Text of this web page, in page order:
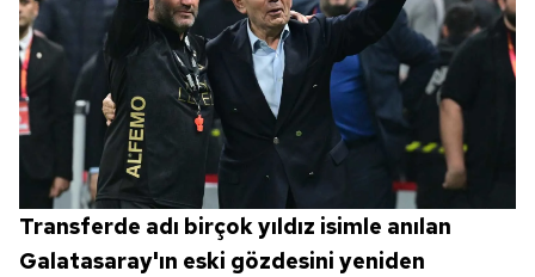
Transferde adı birçok yıldız isimle anılan
Galatasaray'ın eski gözdesini yeniden